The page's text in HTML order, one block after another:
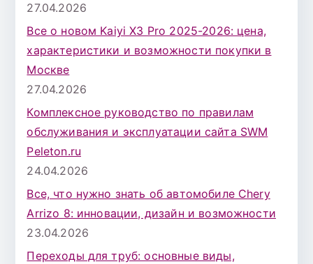
27.04.2026
Все о новом Kaiyi X3 Pro 2025-2026: цена,
характеристики и возможности покупки в
Москве
27.04.2026
Комплексное руководство по правилам
обслуживания и эксплуатации сайта SWM
Peleton.ru
24.04.2026
Все, что нужно знать об автомобиле Chery
Arrizo 8: инновации, дизайн и возможности
23.04.2026
Переходы для труб: основные виды,